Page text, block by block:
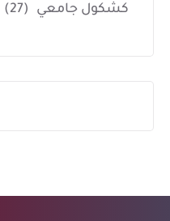
كشكول جامعي (27)